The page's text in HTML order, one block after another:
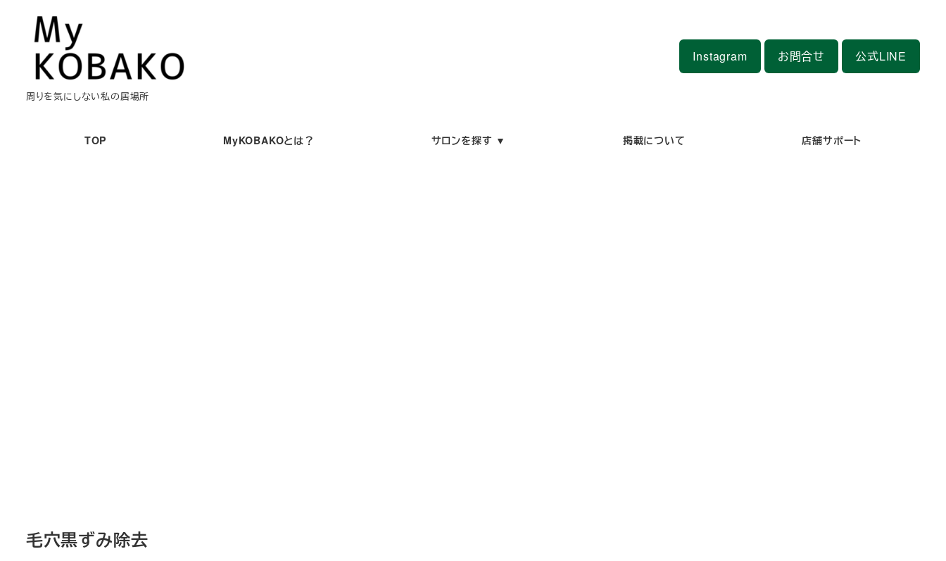
周りを気にしない私の居場所
Instagram お問合せ 公式LINE
TOP MyKOBAKOとは？ サロンを探す ▼ 掲載について 店舗サポート
毛穴黒ずみ除去